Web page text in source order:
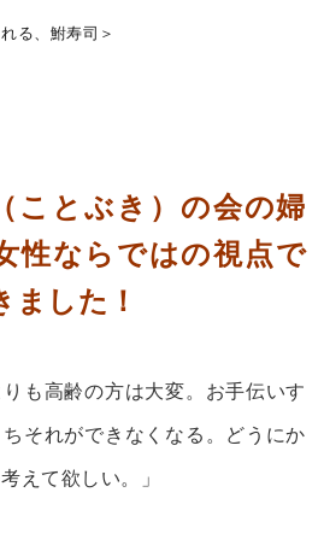
る、鮒寿司＞
とぶき）の会の婦
性ならではの視点で
ました！
りも高齢の方は大変。お手伝いす
それができなくなる。どうにか
えて欲しい。」